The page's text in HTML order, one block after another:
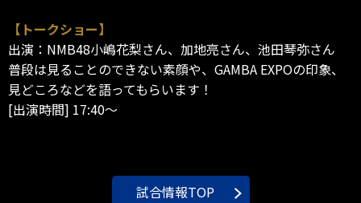
【トークショー】
出演：NMB48小嶋花梨さん、加地亮さん、池田琴弥さん
普段は見ることのできない素顔や、GAMBA EXPOの印象、
見どころなどを語ってもらいます！
[出演時間] 17:40～
試合情報TOP